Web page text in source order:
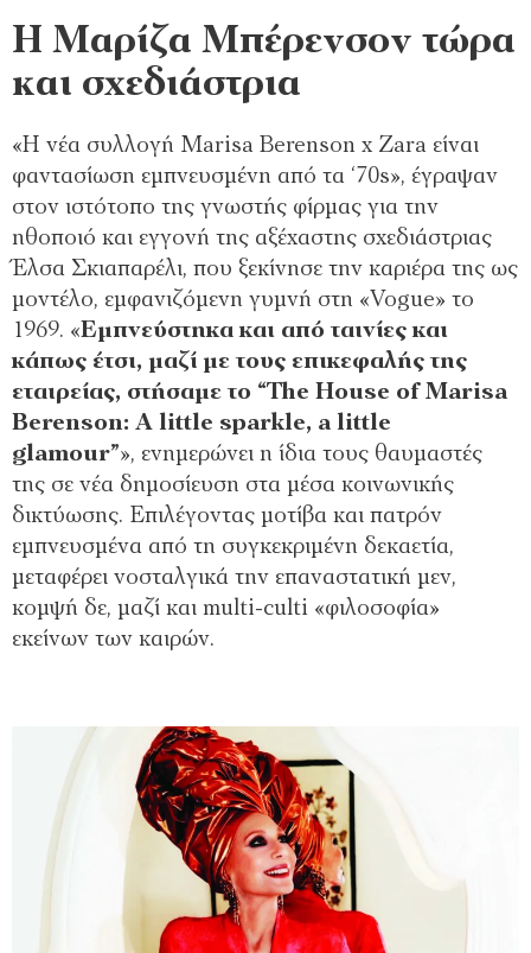
Η Μαρίζα Μπέρενσον τώρα
και σχεδιάστρια
«Η νέα συλλογή Marisa Berenson x Zara είναι
φαντασίωση εμπνευσμένη από τα ‘70s», έγραψαν
στον ιστότοπο της γνωστής φίρμας για την
ηθοποιό και εγγονή της αξέχαστης σχεδιάστριας
Έλσα Σκιαπαρέλι, που ξεκίνησε την καριέρα της ως
μοντέλο, εμφανιζόμενη γυμνή στη «Vogue» το
1969. «Εμπνεύστηκα και από ταινίες και
κάπως έτσι, μαζί με τους επικεφαλής της
εταιρείας, στήσαμε το “The House of Marisa
Berenson: A little sparkle, a little
glamour”», ενημερώνει η ίδια τους θαυμαστές
της σε νέα δημοσίευση στα μέσα κοινωνικής
δικτύωσης. Eπιλέγοντας μοτίβα και πατρόν
εμπνευσμένα από τη συγκεκριμένη δεκαετία,
μεταφέρει νοσταλγικά την επαναστατική μεν,
κομψή δε, μαζί και multi-culti «φιλοσοφία»
εκείνων των καιρών.